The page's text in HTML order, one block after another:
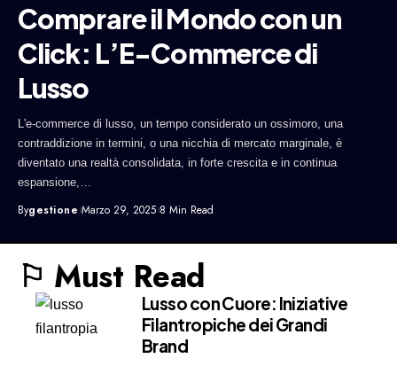
Comprare il Mondo con un
Click: L’E-Commerce di
Lusso
L'e-commerce di lusso, un tempo considerato un ossimoro, una
contraddizione in termini, o una nicchia di mercato marginale, è
diventato una realtà consolidata, in forte crescita e in continua
espansione,…
Bygestione Marzo 29, 2025 8 Min Read
⚐ Must Read
Lusso con Cuore: Iniziative
Filantropiche dei Grandi
Brand